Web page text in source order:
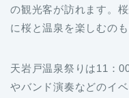
の観光客が訪れます。
に桜と温泉を楽しむのも
天岩戸温泉祭りは11：
やバンド演奏などのイ